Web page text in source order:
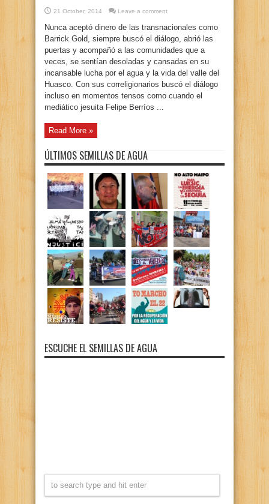
21 October, 2014 Leave a comment
Nunca aceptó dinero de las transnacionales como
Barrick Gold, siempre buscó el diálogo, abrió las
puertas y acompañó a las comunidades que a
veces, se sentían desoladas y cansadas en su
incansable lucha por el agua y la vida del valle del
Huasco. Con sus correligionarios buscó el diálogo
incluso en momentos tensos como cuando el
mediático jesuita Felipe Berríos ...
Read More »
ÚLTIMOS SEMILLAS DE AGUA
ESCUCHE EL SEMILLAS DE AGUA